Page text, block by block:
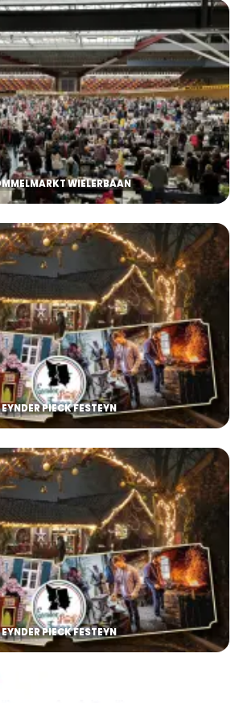
WIELERBAAN
EYNDER PIECK FESTEYN
EYNDER PIECK FESTEYN